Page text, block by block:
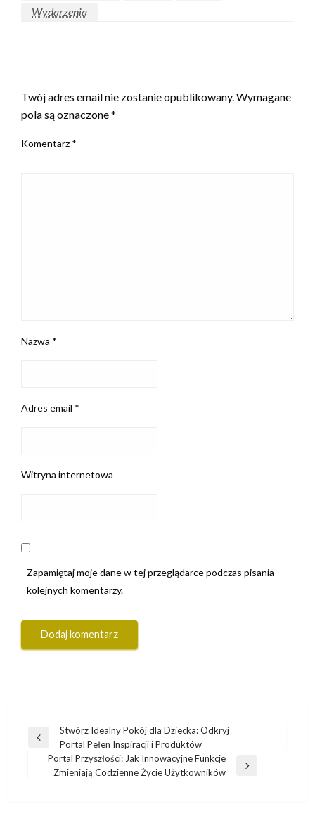
Wydarzenia
Twój adres email nie zostanie opublikowany. Wymagane
pola są oznaczone*
Komentarz *
Nazwa *
Adres email *
Witryna internetowa
Zapamiętaj moje dane w tej przeglądarce podczas pisania
kolejnych komentarzy.
Nawigacja
wpisu
Poprzedni
Stwórz Idealny Pokój dla Dziecka: Odkryj
Portal Pełen Inspiracji i Produktów
Następny
Portal Przyszłości: Jak Innowacyjne Funkcje
Zmieniają Codzienne Życie Użytkowników